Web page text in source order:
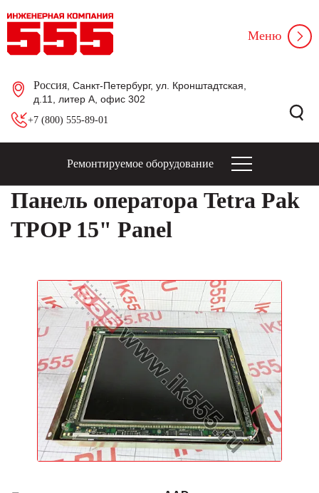
Россия , Санкт-Петербург, ул. Кронштадтская,
д.11, литер А, офис 302
+7 (800) 555-89-01
Меню
Ремонтируемое оборудование
Панель оператора Tetra Pak
TPOP 15" Panel